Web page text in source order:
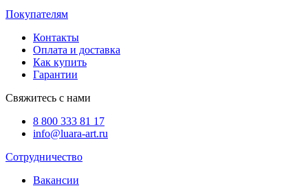
Покупателям
Контакты
Оплата и доставка
Как купить
Гарантии
Свяжитесь с нами
8 800 333 81 17
info@luara-art.ru
Сотрудничество
Вакансии